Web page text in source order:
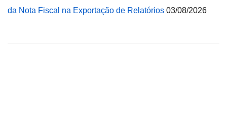
da Nota Fiscal na Exportação de Relatórios 03/08/2026